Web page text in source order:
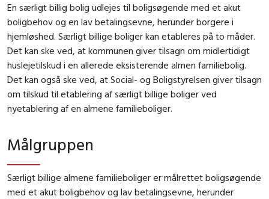
En særligt billig bolig udlejes til boligsøgende med et akut
boligbehov og en lav betalingsevne, herunder borgere i
hjemløshed. Særligt billige boliger kan etableres på to måder.
Det kan ske ved, at kommunen giver tilsagn om midlertidigt
huslejetilskud i en allerede eksisterende almen familiebolig.
Det kan også ske ved, at Social- og Boligstyrelsen giver tilsagn
om tilskud til etablering af særligt billige boliger ved
nyetablering af en almene familieboliger.
Målgruppen
Særligt billige almene familieboliger er målrettet boligsøgende
med et akut boligbehov og lav betalingsevne, herunder